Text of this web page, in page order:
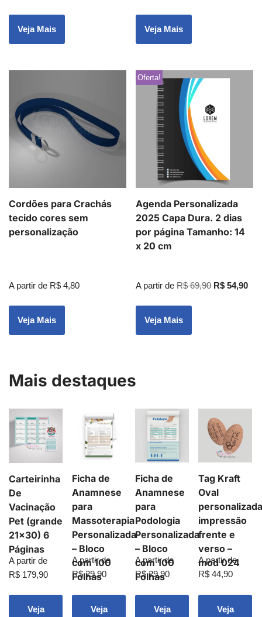
Veja Mais Veja Mais
Cordões para Crachás
tecido cores sem
personalização
A partir de R$ 4,80
Veja Mais
Oferta!
Agenda Personalizada
2025 Capa Dura. 2 dias
por página Tamanho: 14
x 20 cm
A partir deR$69,90 R$ 54,90
Veja Mais
Mais destaques
Carteirinha
De
Vacinação
Pet (grande
21×30) 6
Páginas
A partir de
R$ 179,90
Veja
Ficha de
Anamnese
para
Massoterapia
Personalizada
– Bloco
com 100
Folhas
A partir de
R$29,90
Veja
Ficha de
Anamnese
para
Podologia
Personalizada
– Bloco
com 100
Folhas
A partir de
R$29,90
Veja
Tag Kraft
Oval
impressão
frente e
verso –
mod 024
A partir de
R$ 44,90
Veja